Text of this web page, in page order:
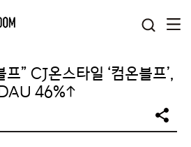
” CJ온스타일 ‘컴온블프’,
46%↑